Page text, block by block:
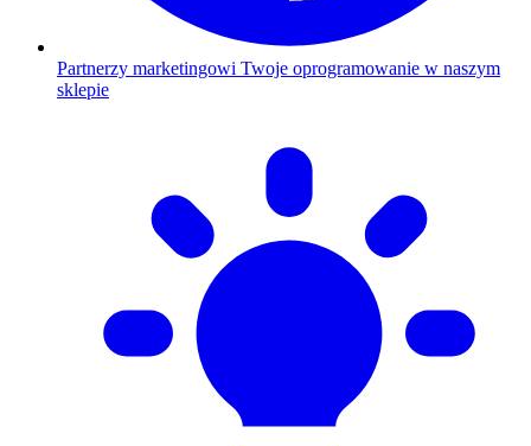
Partnerzy marketingowi Twoje oprogramowanie w naszym
sklepie